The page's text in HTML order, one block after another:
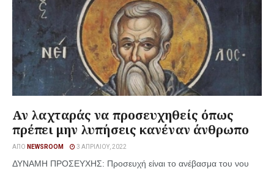
Αν λαχταράς να προσευχηθείς όπως
πρέπει μην λυπήσεις κανέναν άνθρωπο
ΑΠΌ NEWSROOM 3 ΑΠΡΙΛΊΟΥ, 2022
ΔΥΝΑΜΗ ΠΡΟΣΕΥΧΗΣ: Προσευχή είναι το ανέβασμα του νου